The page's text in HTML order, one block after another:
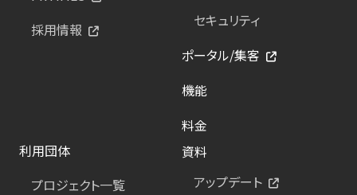
採用情報
セキュリティ
ポータル/集客
機能
料金
利用団体
プロジェクト一覧
資料
アップデート